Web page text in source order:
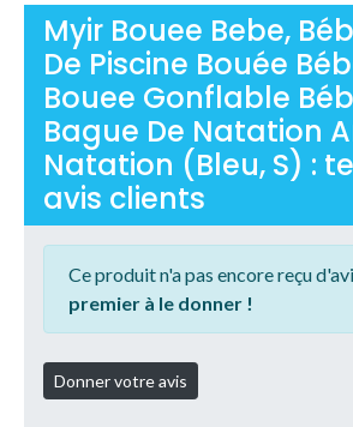
Myir Bouee Bebe,
De Piscine Bouée
Bouee Gonflable
Bague De Natation
Natation (Bleu, S) :
avis clients
Ce produit n'a pas encore reçu
premier à le donner !